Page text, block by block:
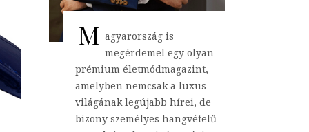
M agyarország is
megérdemel egy olyan
prémium életmódmagazint,
amelyben nemcsak a luxus
világának legújabb hírei, de
bizony személyes hangvételű